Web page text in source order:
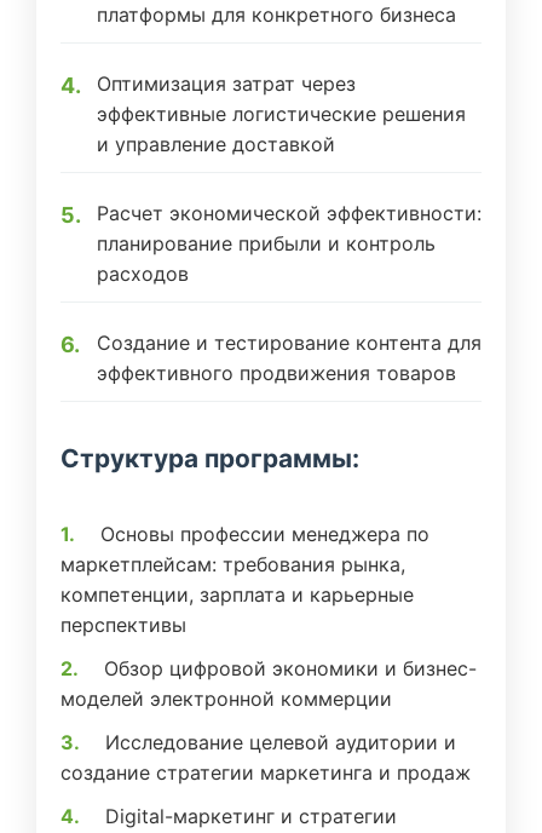
платформы для конкретного бизнеса
Оптимизация затрат через
эффективные логистические решения
и управление доставкой
Расчет экономической эффективности:
планирование прибыли и контроль
расходов
Создание и тестирование контента для
эффективного продвижения товаров
Структура программы:
Основы профессии менеджера по
маркетплейсам: требования рынка,
компетенции, зарплата и карьерные
перспективы
Обзор цифровой экономики и бизнес-
моделей электронной коммерции
Исследование целевой аудитории и
создание стратегии маркетинга и продаж
Digital-маркетинг и стратегии